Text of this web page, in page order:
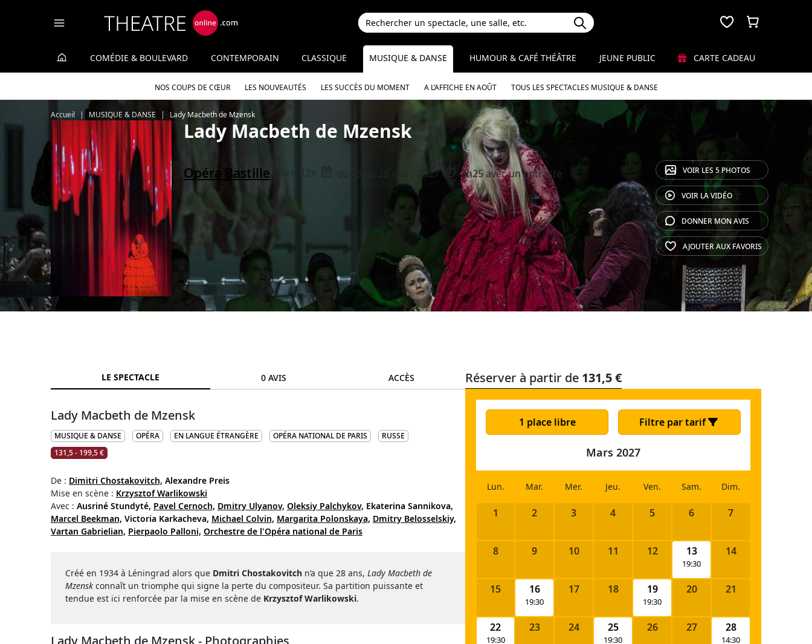
COMÉDIE & BOULEVARD CONTEMPORAIN CLASSIQUE MUSIQUE & DANSE
NOS COUPS DE CŒUR LES NOUVEAUTÉS LES SUCCÈS DU MOMENT A L’AFFICHE EN AOÛT TOUS LES SPECTACLES MUSIQUE & DANSE
HUMOUR & CAFÉ THÉÂTRE JEUNE PUBLIC CARTE CADEAU
Accueil MUSIQUE & DANSE Lady Macbeth de Mzensk
Lady Macbeth de Mzensk
Opéra Bastille Paris 12e du 13 au 28 mars 2027 3h25 avec un entracte VOIR LES 5 PHOTOS
VOIR LAVIDÉO
DONNER MONAVIS
AJOUTER AUX FAVORIS
LE SPECTACLE 0 AVIS ACCÈS
Lady Macbeth de Mzensk
MUSIQUE & DANSE OPÉRA EN LANGUE ÉTRANGÈRE OPÉRA NATIONAL DE PARIS
RUSSE
131,5 - 199,5 €
De : Dimitri Chostakovitch, Alexandre Preis
Mise en scène : Krzysztof Warlikowski
Avec : Ausriné Stundyté, Pavel Cernoch, Dmitry Ulyanov, Oleksiy Palchykov, Ekaterina Sannikova,
Marcel Beekman, Victoria Karkacheva, Michael Colvin, Margarita Polonskaya, Dmitry Belosselskiy,
Vartan Gabrielian, Pierpaolo Palloni, Orchestre de l'Opéra national de Paris
Créé en 1934 à Léningrad alors que Dmitri Chostakovitch n’a que 28 ans, Lady Macbeth de
Mzensk connaît un triomphe qui signe la perte du compositeur. Sa partition puissante et
tendue est ici renforcée par la mise en scène de Krzysztof Warlikowski.
Lady Macbeth de Mzensk - Photographies
Réserver à partir de 131,5 €
1 place libre Filtre par tarif
Mars 2027
Lun. Mar. Mer. Jeu. Ven. Sam. Dim.
1 2 3 4 5 6 7
8 9 10 11 12 13
19:30
14
15 16
19:30
17 18 19
19:30
20 21
22
19:30
23 24 25
19:30
26 27 28
14:30